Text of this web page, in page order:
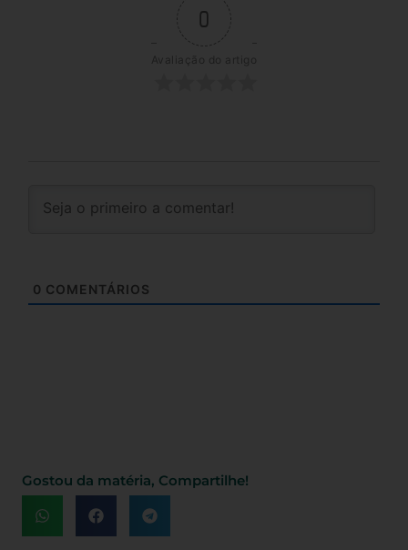
0
Avaliação do artigo
0 COMENTÁRIOS
Gostou da matéria, Compartilhe!